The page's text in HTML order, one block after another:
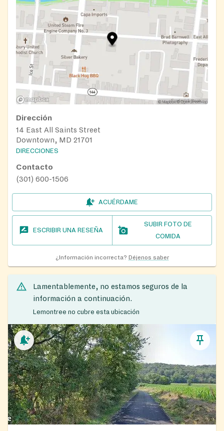
Dirección
14 East All Saints Street
Downtown, MD 21701
DIRECCIONES
Contacto
(301) 600-1506
ACUÉRDAME
ESCRIBIR UNA RESEÑA
SUBIR FOTO DE
COMIDA
¿Información incorrecta? Déjenos saber
Lamentablemente, no estamos seguros de la
información a continuación.
Lemontree no cubre esta ubicación